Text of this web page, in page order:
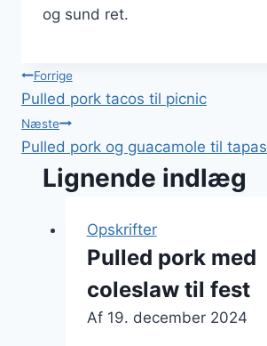
og sund ret.
Indlægsnavigation
Forrige
Pulled pork tacos til picnic
Næste
Pulled pork og guacamole til tapas
Lignende indlæg
Opskrifter
Pulled pork med
coleslaw til fest
Af 19. december 2024